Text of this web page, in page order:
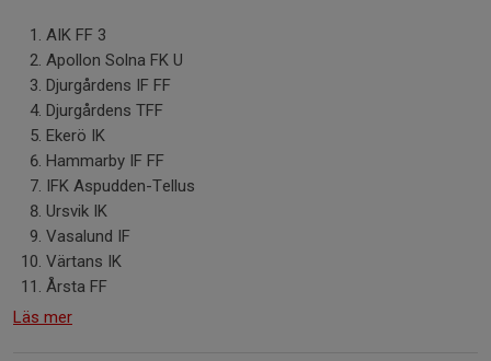
AIK FF 3
Apollon Solna FK U
Djurgårdens IF FF
Djurgårdens TFF
Ekerö IK
Hammarby IF FF
IFK Aspudden-Tellus
Ursvik IK
Vasalund IF
Värtans IK
Årsta FF
Läs mer